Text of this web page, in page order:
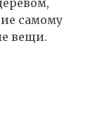
самому
вещи.